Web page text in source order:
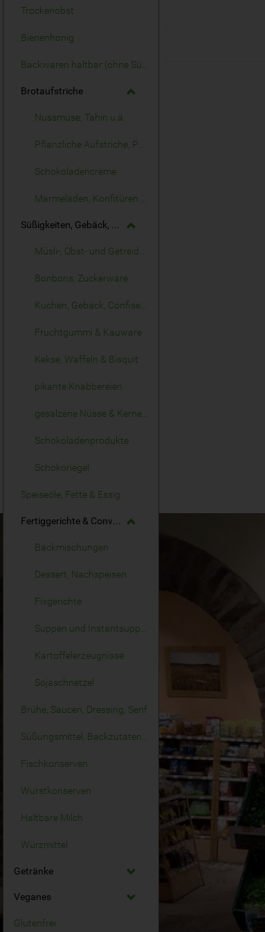
Trockenobst
Bienenhonig
Backwaren haltbar (ohne Süßes)
Brotaufstriche
Nussmuse, Tahin u.ä.
Pflanzliche Aufstriche, Pasteten
Schokoladencreme
Marmeladen, Konfitüren o.ä.
Süßigkeiten, Gebäck, Knabbereien
Müsli-, Obst- und Getreideriegel
Bonbons, Zuckerware
Kuchen, Gebäck, Confiserie
Fruchtgummi & Kauware
Kekse, Waffeln & Bisquit
pikante Knabbereien
gesalzene Nüsse & Kerne, Knusperkerne
Schokoladenprodukte
Schokoriegel
Speiseöle, Fette & Essig
Fertiggerichte & Convenience
Backmischungen
Dessert, Nachspeisen
Fixgerichte
Suppen und Instantsuppen
Kartoffelerzeugnisse
Sojaschnetzel
Brühe, Saucen, Dressing, Senf
Süßungsmittel, Backzutaten, Fermente
Fischkonserven
Wurstkonserven
Haltbare Milch
Würzmittel
Getränke
Veganes
Glutenfrei